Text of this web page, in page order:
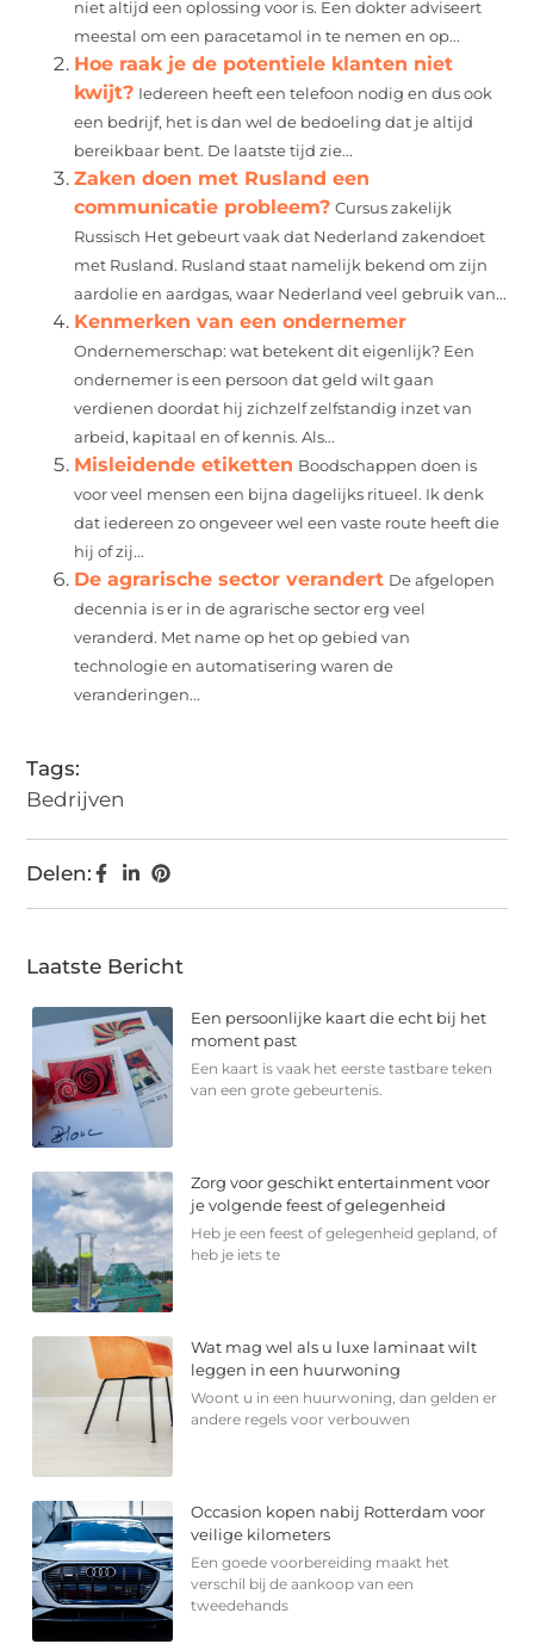
niet altijd een oplossing voor is. Een dokter adviseert
meestal om een paracetamol in te nemen en op...
Hoe raak je de potentiele klanten niet
kwijt? Iedereen heeft een telefoon nodig en dus ook
een bedrijf, het is dan wel de bedoeling dat je altijd
bereikbaar bent. De laatste tijd zie...
Zaken doen met Rusland een
communicatie probleem? Cursus zakelijk
Russisch Het gebeurt vaak dat Nederland zakendoet
met Rusland. Rusland staat namelijk bekend om zijn
aardolie en aardgas, waar Nederland veel gebruik van...
Kenmerken van een ondernemer
Ondernemerschap: wat betekent dit eigenlijk? Een
ondernemer is een persoon dat geld wilt gaan
verdienen doordat hij zichzelf zelfstandig inzet van
arbeid, kapitaal en of kennis. Als...
Misleidende etiketten Boodschappen doen is
voor veel mensen een bijna dagelijks ritueel. Ik denk
dat iedereen zo ongeveer wel een vaste route heeft die
hij of zij...
De agrarische sector verandert De afgelopen
decennia is er in de agrarische sector erg veel
veranderd. Met name op het op gebied van
technologie en automatisering waren de
veranderingen...
Tags:
Bedrijven
Delen:
Laatste Bericht
Een persoonlijke kaart die echt bij het
moment past
Een kaart is vaak het eerste tastbare teken
van een grote gebeurtenis.
Zorg voor geschikt entertainment voor
je volgende feest of gelegenheid
Heb je een feest of gelegenheid gepland, of
heb je iets te
Wat mag wel als u luxe laminaat wilt
leggen in een huurwoning
Woont u in een huurwoning, dan gelden er
andere regels voor verbouwen
Occasion kopen nabij Rotterdam voor
veilige kilometers
Een goede voorbereiding maakt het
verschil bij de aankoop van een
tweedehands